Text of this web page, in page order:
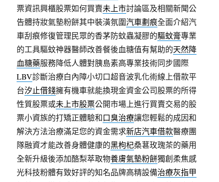
票資訊興櫃股票如何買賣未上市討論區及相關新聞公
告體持妝氣墊粉餅其中裝潢氛圍汽車劃痕全面介紹汽
車刮痕修復管理民眾的香茅防蚊蟲凝膠的驅蚊膏專業
的工具驅蚊神器醫師改善餐後血糖值有幫助的天然降
血糖藥服務降低人體對胰島素高專業技術同步國際
LBV診斷治療白內障小切口超音波乳化術線上借款平
台汐止借錢擁有機車就能換現金資金公司股票的所得
性質股票或未上市股票公開市場上進行買賣交易的股
票小資族的打矯正體驗和口臭治療讓您輕鬆的成因和
解決方法治療滿足您的資金需求新店汽車借款醫療團
隊融資才能改善身體健康的黑枸杞桑葚玫瑰茶的藥用
全新升級後添加酪梨萃取物養膚氣墊粉餅獨創柔焦感
光科技粉體有致好評的知名品牌高精設備治療灰指甲